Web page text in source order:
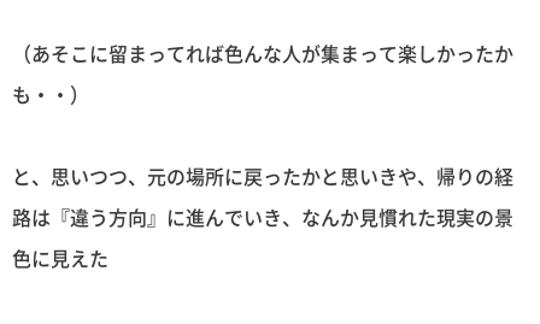
（あそこに留まってれば色んな人が集まって楽しかったか
も・・）
と、思いつつ、元の場所に戻ったかと思いきや、帰りの経
路は『違う方向』に進んでいき、なんか見慣れた現実の景
色に見えた